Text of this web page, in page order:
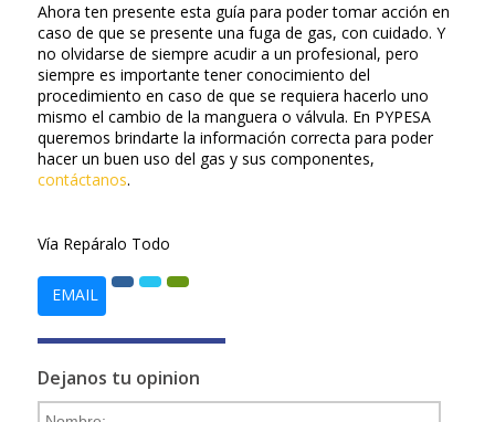
Ahora ten presente esta guía para poder tomar acción en
caso de que se presente una fuga de gas, con cuidado. Y
no olvidarse de siempre acudir a un profesional, pero
siempre es importante tener conocimiento del
procedimiento en caso de que se requiera hacerlo uno
mismo el cambio de la manguera o válvula. En PYPESA
queremos brindarte la información correcta para poder
hacer un buen uso del gas y sus componentes,
contáctanos.
Vía Repáralo Todo
EMAIL
Dejanos tu opinion